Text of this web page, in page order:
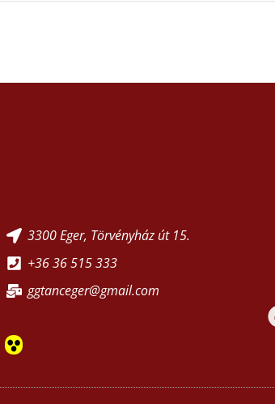
3300 Eger, Törvényház út 15.
+36 36 515 333
ggtanceger@gmail.com